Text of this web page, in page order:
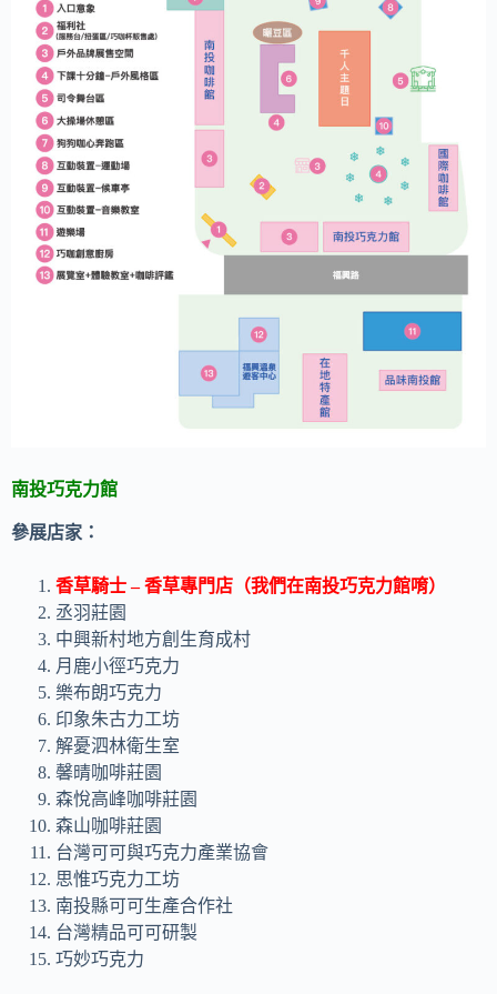
南投巧克力館
參展店家：
香草騎士 – 香草專門店（我們在南投巧克力館唷）
丞羽莊園
中興新村地方創生育成村
月鹿小徑巧克力
樂布朗巧克力
印象朱古力工坊
解憂泗林衛生室
馨晴咖啡莊園
森悅高峰咖啡莊園
森山咖啡莊園
台灣可可與巧克力產業協會
思惟巧克力工坊
南投縣可可生產合作社
台灣精品可可研製
巧妙巧克力